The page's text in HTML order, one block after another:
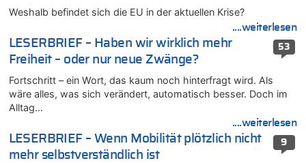
Eschweiler: 16-Jähriger soll seine Oma ermordet haben
Zweite Hitzewelle in diesem Sommer ist jetzt amtlich
Wie kam es zur Ceuta-Krise?
06.08.2026 - 10:39 von Mungo zu
Wasserstand des Rheins in NRW so niedrig wie noch nie
06.08.2026 - 10:34 von Ostbelgien Direkt zu
Tessa Wullaert knackt die 100-Tore-Marke für die Red Flames
Weshalb befindet sich die EU in der aktuellen Krise?
....weiterlesen
53
LESERBRIEF – Haben wir wirklich mehr
Freiheit – oder nur neue Zwänge?
Fortschritt – ein Wort, das kaum noch hinterfragt wird. Als
wäre alles, was sich verändert, automatisch besser. Doch im
Alltag…
....weiterlesen
9
LESERBRIEF – Wenn Mobilität plötzlich nicht
mehr selbstverständlich ist